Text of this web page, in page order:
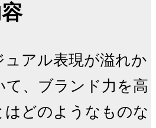
ュアル表現が溢れか
て、ブランド力を高
はどのようなものな